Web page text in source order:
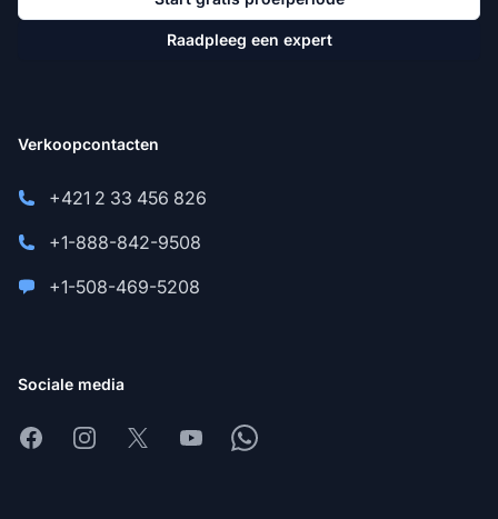
Raadpleeg een expert
Verkoopcontacten
+421 2 33 456 826
+1-888-842-9508
+1-508-469-5208
Sociale media
FacebookInstagram
X YoutubeWhatsapp